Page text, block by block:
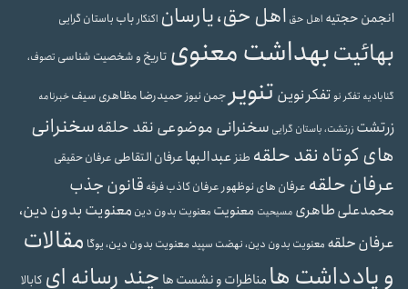
انجمن حجتیه اهل حق اهل حق، یارسان اکنکارباب باستان گرایی
بهائیتبهداشت معنوی تاریخ و شخصیت شناسی تصوف،
گنابادیه تفکر نوتفکر نوین تنویرجمن نیوزحمیدرضا مظاهری سیفخبرنامه
زرتشت زرتشت، باستان گرایی سخنرانی موضوعی نقد حلقهسخنرانی
های کوتاه نقد حلقه طنزعبدالبهاعرفان التقاطی عرفان حقیقی
عرفان حلقه عرفان های نوظهورعرفان کاذبفرقه قانون جذب
محمدعلی طاهری مسیحیت معنویت معنویت بدون دین معنویت بدون دین،
عرفان حلقه معنویت بدون دین، نهضت سپیدمعنویت بدون دین، یوگا مقالات
و یادداشت هامناظرات و نشست ها چند رسانه ای کابالا